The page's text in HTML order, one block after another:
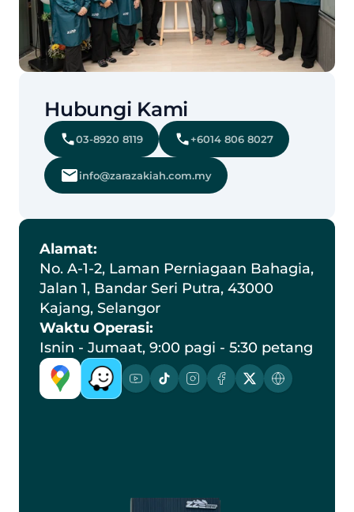
Hubungi Kami
03-8920 8119 +6014 806 8027
info@zarazakiah.com.my
Alamat:
No. A-1-2, Laman Perniagaan Bahagia,
Jalan 1, Bandar Seri Putra, 43000
Kajang, Selangor
Waktu Operasi:
Isnin - Jumaat, 9:00 pagi - 5:30 petang